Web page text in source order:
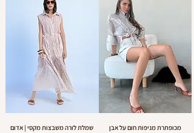
מכופתרת מניפות חום על אבן
שמלת לורה משבצות מקסי | אדום